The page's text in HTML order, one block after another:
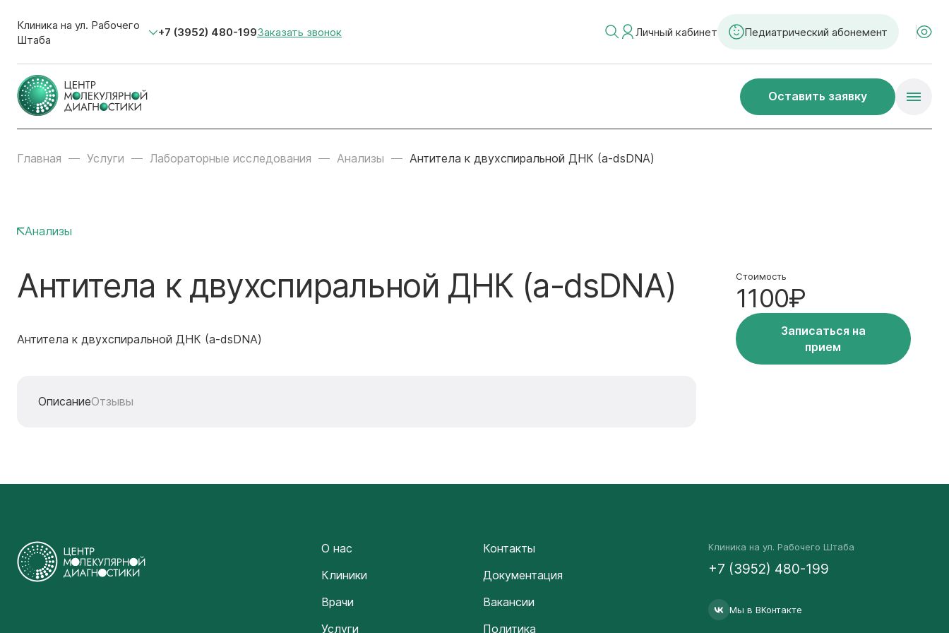
Клиника на ул. Рабочего
Штаба
+7 (3952) 480-199Заказать звонок Личный кабинет Педиатрический абонемент
Оставить заявку
Главная Услуги Лабораторные исследования Анализы Антитела к двухспиральной ДНК (a-dsDNA)
Анализы
Антитела к двухспиральной ДНК (a-dsDNA)
Антитела к двухспиральной ДНК (a-dsDNA)
ОписаниеОтзывы
Стоимость
1100₽
Записаться на
прием
О нас
Клиники
Врачи
Услуги
Контакты
Документация
Вакансии
Политика
Клиника на ул. Рабочего Штаба
+7 (3952) 480-199
Мы в ВКонтакте